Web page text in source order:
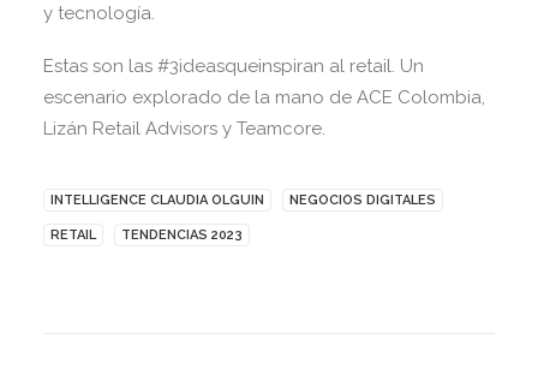
y tecnología.
Estas son las #3ideasqueinspiran al retail. Un
escenario explorado de la mano de ACE Colombia,
Lizán Retail Advisors y Teamcore.
INTELLIGENCE CLAUDIA OLGUIN NEGOCIOS DIGITALES
RETAIL TENDENCIAS 2023